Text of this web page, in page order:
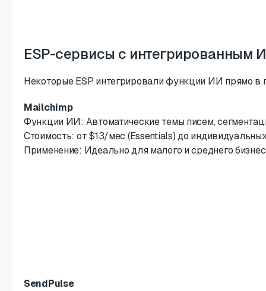
ESP-сервисы с интегрированным
Некоторые ESP интегрировали функции ИИ прямо в
Mailchimp
Функции ИИ: Автоматические темы писем,
Стоимость: от $13/мес (Essentials) до
Применение: Идеально для малого и среднего
SendPulse